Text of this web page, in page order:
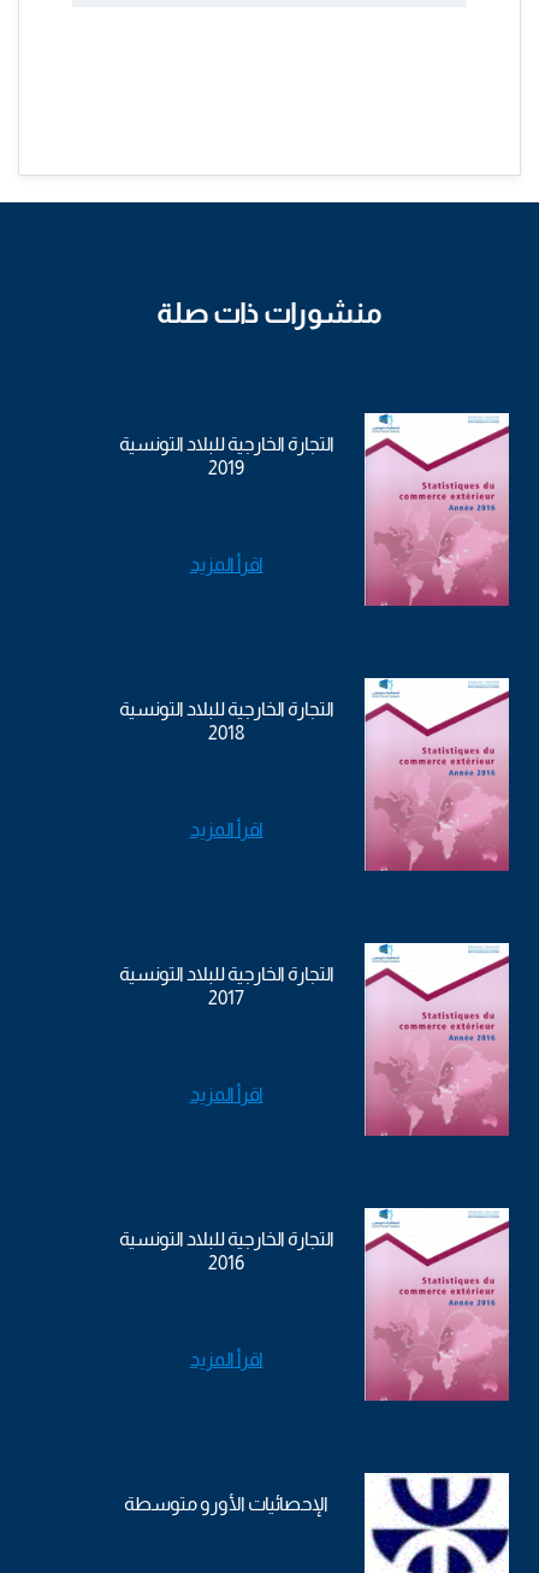
منشورات ذات صلة
التجارة الخارجية للبلاد التونسية
2019
اقرأ المزيد
التجارة الخارجية للبلاد التونسية
2018
اقرأ المزيد
التجارة الخارجية للبلاد التونسية
2017
اقرأ المزيد
التجارة الخارجية للبلاد التونسية
2016
اقرأ المزيد
الإحصائيات الأورو متوسطة